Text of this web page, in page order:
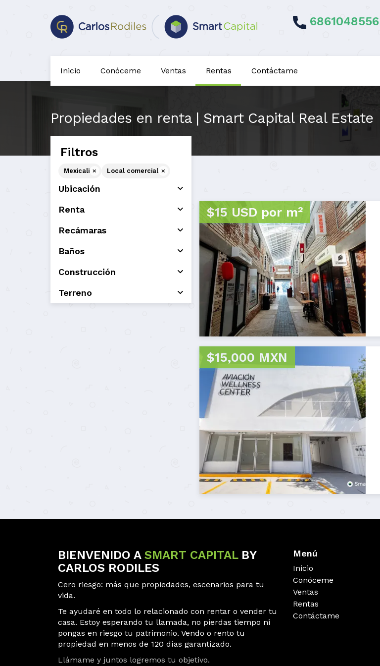
6861048556
Inicio Conóceme Ventas Rentas Contáctame
Propiedades en renta | Smart Capital Real Estate
Filtros
Mexicali Local comercial
Ubicación
Renta
Recámaras
Baños
Construcción
Terreno
$15 USD por m²
$15,000 MXN
BIENVENIDO A SMART CAPITALBY
CARLOS RODILES
Cero riesgo: más que propiedades, escenarios para tu
vida.
Te ayudaré en todo lo relacionado con rentar o vender tu
casa. Estoy esperando tu llamada, no pierdas tiempo ni
pongas en riesgo tu patrimonio. Vendo o rento tu
propiedad en menos de 120 días garantizado.
Llámame y juntos logremos tu objetivo.
Menú
Inicio
Conóceme
Ventas
Rentas
Contáctame